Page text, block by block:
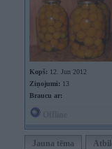
Kopš: 12. Jun 2012
Ziņojumi: 13
Braucu ar:
Jauna tēma